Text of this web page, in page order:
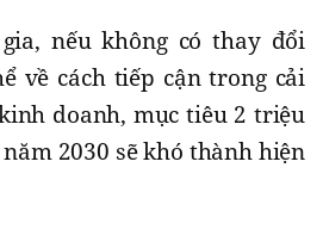
nếu không có thay đổi
về cách tiếp cận trong cải
doanh, mục tiêu 2 triệu
2030 sẽ khó thành hiện